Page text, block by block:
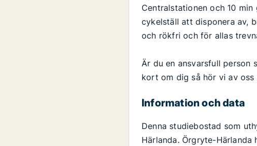
Centralstationen och 10
cykelställ att disponera av,
och rökfri och för allas
Är du en ansvarsfull person
kort om dig så hör vi av
Information och data
Denna studiebostad som
Härlanda. Örgryte-